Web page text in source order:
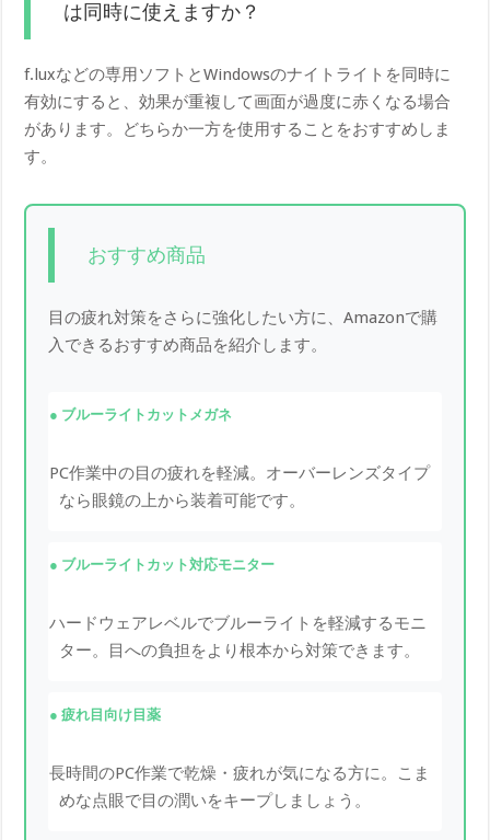
は同時に使えますか？
f.luxなどの専用ソフトとWindowsのナイトライトを同時に
有効にすると、効果が重複して画面が過度に赤くなる場合
があります。どちらか一方を使用することをおすすめしま
す。
おすすめ商品
目の疲れ対策をさらに強化したい方に、Amazonで購
入できるおすすめ商品を紹介します。
ブルーライトカットメガネ
PC作業中の目の疲れを軽減。オーバーレンズタイプ
なら眼鏡の上から装着可能です。
ブルーライトカット対応モニター
ハードウェアレベルでブルーライトを軽減するモニ
ター。目への負担をより根本から対策できます。
疲れ目向け目薬
長時間のPC作業で乾燥・疲れが気になる方に。こま
めな点眼で目の潤いをキープしましょう。